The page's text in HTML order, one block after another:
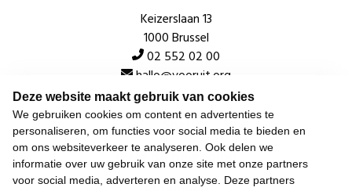
Deze website maakt gebruik van cookies
We gebruiken cookies om content en advertenties te
personaliseren, om functies voor social media te bieden en
om ons websiteverkeer te analyseren. Ook delen we
informatie over uw gebruik van onze site met onze partners
voor social media, adverteren en analyse. Deze partners
Keizerslaan 13
1000 Brussel
02 552 02 00
hallo@vooruit.org
Snel
Over de beweging